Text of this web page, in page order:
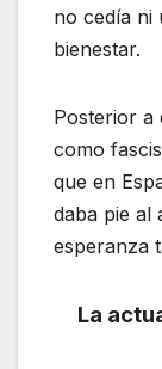
no cedía ni
bienestar.
Posterior a
como
que en
daba pie al
esperanza
La